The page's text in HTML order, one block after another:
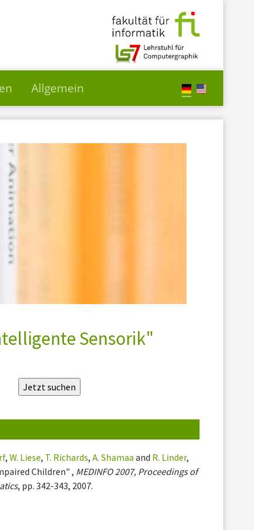
Allgemein
Sensorik"
,W. Liese, T. Richards,A. Shamaa and R. Linder,
Children" , MEDINFO 2007, Proceedings of
, pp. 342-343, 2007.